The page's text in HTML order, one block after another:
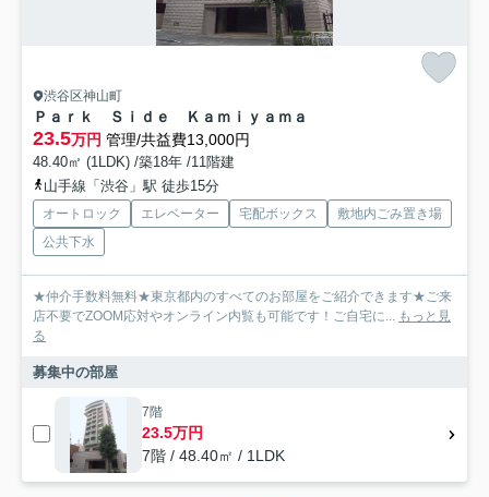
渋谷区神山町
Ｐａｒｋ Ｓｉｄｅ Ｋａｍｉｙａｍａ
23.5万円 管理/共益費13,000円
48.40㎡ (1LDK) /築18年 /11階建
山手線「渋谷」駅 徒歩15分
オートロック エレベーター 宅配ボックス
敷地内ごみ置き場
公共下水
★仲介手数料無料★東京都内のすべてのお部屋をご紹介できます★ご来
店不要でZOOM応対やオンライン内覧も可能です！ご自宅に...
もっと見
る
募集中の部屋
7階
23.5万円
7階 / 48.40㎡ / 1LDK